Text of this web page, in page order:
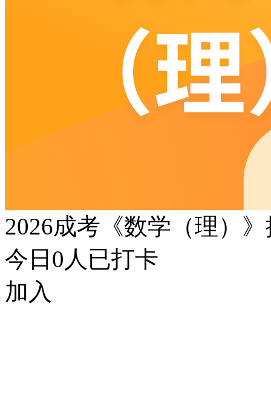
2026成考《数学（理）
今日 0 人已打卡
加入